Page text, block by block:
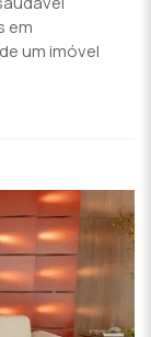
em
um imóvel